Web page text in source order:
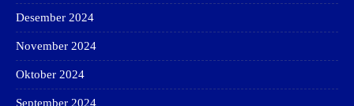
Desember 2024
November 2024
Oktober 2024
September 2024